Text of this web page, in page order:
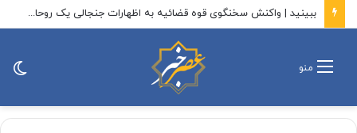
ببینید | واکنش سخنگوی قوه قضائیه به اظهارات جنجالی یک روحانی
منو